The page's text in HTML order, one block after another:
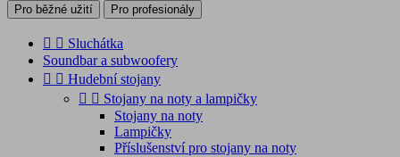
Pro běžné užití Pro profesionály
  Sluchátka
Soundbar a subwoofery
  Hudební stojany
  Stojany na noty a lampičky
Stojany na noty
Lampičky
Příslušenství pro stojany na noty